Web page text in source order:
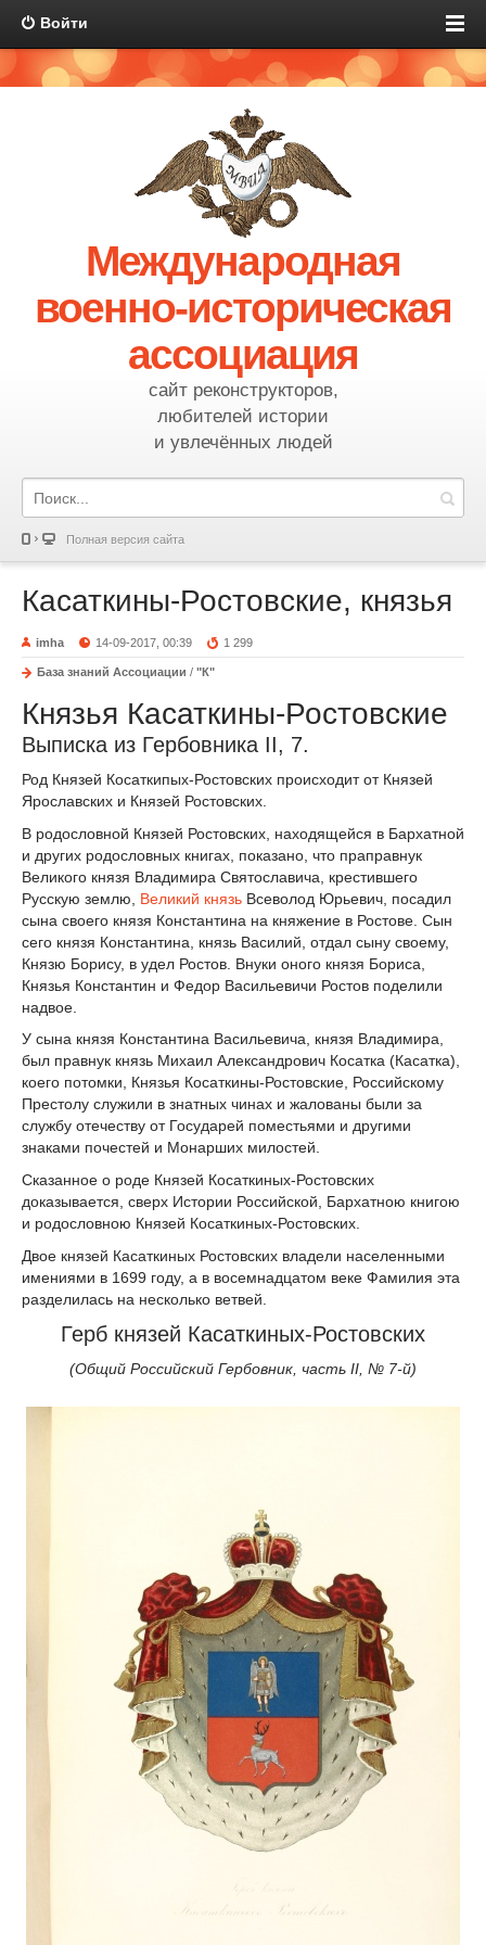
Войти
Международная
военно-историческая
ассоциация
сайт реконструкторов,
любителей истории
и увлечённых людей
Полная версия сайта
Касаткины-Ростовские, князья
imha 14-09-2017, 00:39 1 299
База знаний Ассоциации / "К"
Князья Касаткины-Ростовские
Выписка из Гербовника II, 7.
Род Князей Косаткипых-Ростовских происходит от Князей
Ярославских и Князей Ростовских.
В родословной Князей Ростовских, находящейся в Бархатной
и других родословных книгах, показано, что праправнук
Великого князя Владимира Святославича, крестившего
Русскую землю, Великий князь Всеволод Юрьевич, посадил
сына своего князя Константина на княжение в Ростове. Сын
сего князя Константина, князь Василий, отдал сыну своему,
Князю Борису, в удел Ростов. Внуки оного князя Бориса,
Князья Константин и Федор Васильевичи Ростов поделили
надвое.
У сына князя Константина Васильевича, князя Владимира,
был правнук князь Михаил Александрович Косатка (Касатка),
коего потомки, Князья Косаткины-Ростовские, Российскому
Престолу служили в знатных чинах и жалованы были за
службу отечеству от Государей поместьями и другими
знаками почестей и Монарших милостей.
Сказанное о роде Князей Косаткиных-Ростовских
доказывается, сверх Истории Российской, Бархатною книгою
и родословною Князей Косаткиных-Ростовских.
Двое князей Касаткиных Ростовских владели населенными
имениями в 1699 году, а в восемнадцатом веке Фамилия эта
разделилась на несколько ветвей.
Герб князей Касаткиных-Ростовских
(Общий Российский Гербовник, часть II, № 7-й)